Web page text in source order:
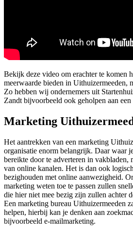
Bekijk deze video om erachter te komen
meerwaarde bieden in Uithuizermeeden,
Zo hebben wij ondernemers uit
Zandt bijvoorbeeld ook geholpen aan
Marketing
Het aantrekken van een marketing
organisatie enorm belangrijk. Daar waar
bereikte door te adverteren in vakbladen,
van online kanalen. Het is dan ook
bezighouden met online aanwezigheid.
marketing weten toe te passen zullen
die hier niet mee bezig zijn zullen achter
Een marketing bureau Uithuizermeeden
helpen, hierbij kan je denken aan
bijvoorbeeld e-mailmarketing.